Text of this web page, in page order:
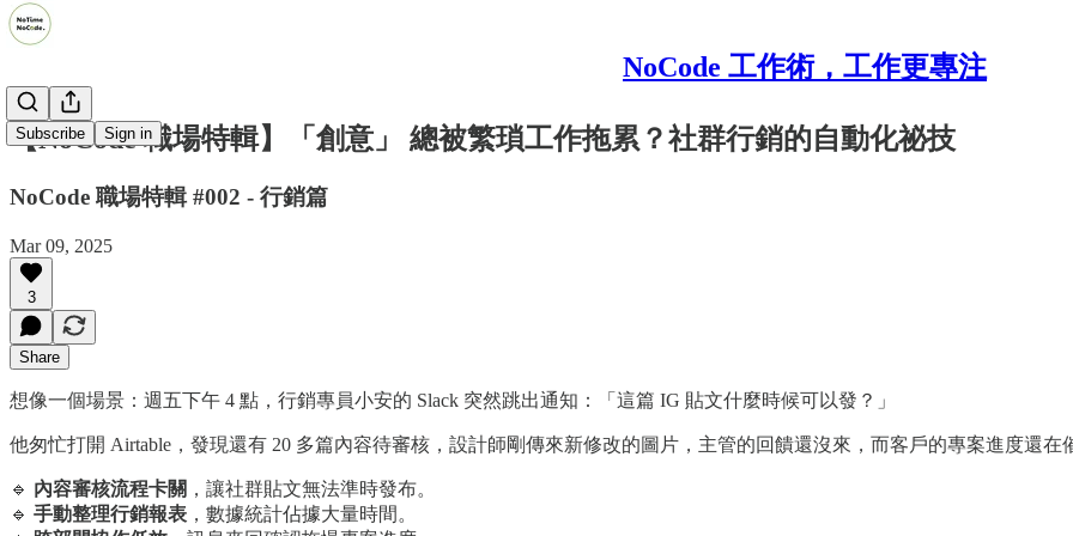
NoCode 工作術，工作更專注
Subscribe Sign in
【NoCode 職場特輯】「創意」 總被繁瑣工作拖累？社群行銷的自動化祕技
NoCode 職場特輯 #002 - 行銷篇
Mar 09, 2025
3
Share
想像一個場景：週五下午 4 點，行銷專員小安的 Slack 突然跳出通知：「這篇 IG 貼文什麼時候可以發？」
他匆忙打開 Airtable，發現還有 20 多篇內容待審核，設計師剛傳來新修改的圖片，主管的回饋還沒來，而客戶的專案進度還在
🔹 內容審核流程卡關 ，讓社群貼文無法準時發布。
🔹 手動整理行銷報表 ，數據統計佔據大量時間。